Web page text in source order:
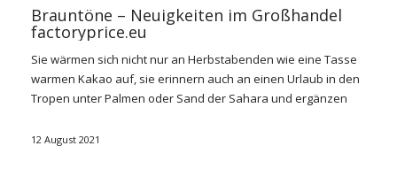
Brauntöne – Neuigkeiten im Großhandel
factoryprice.eu
Sie wärmen sich nicht nur an Herbstabenden wie eine Tasse
warmen Kakao auf, sie erinnern auch an einen Urlaub in den
Tropen unter Palmen oder Sand der Sahara und ergänzen
Brauntöne sind die Top-Farben für die neue Saison, die
12 August 2021